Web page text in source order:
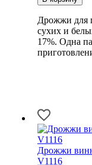
Дрожжи для
сухих и
17%. Одна
Дрожжи
V1116